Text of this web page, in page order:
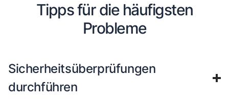
Tipps für die häufigsten
Probleme
Sicherheitsüberprüfungen
durchführen